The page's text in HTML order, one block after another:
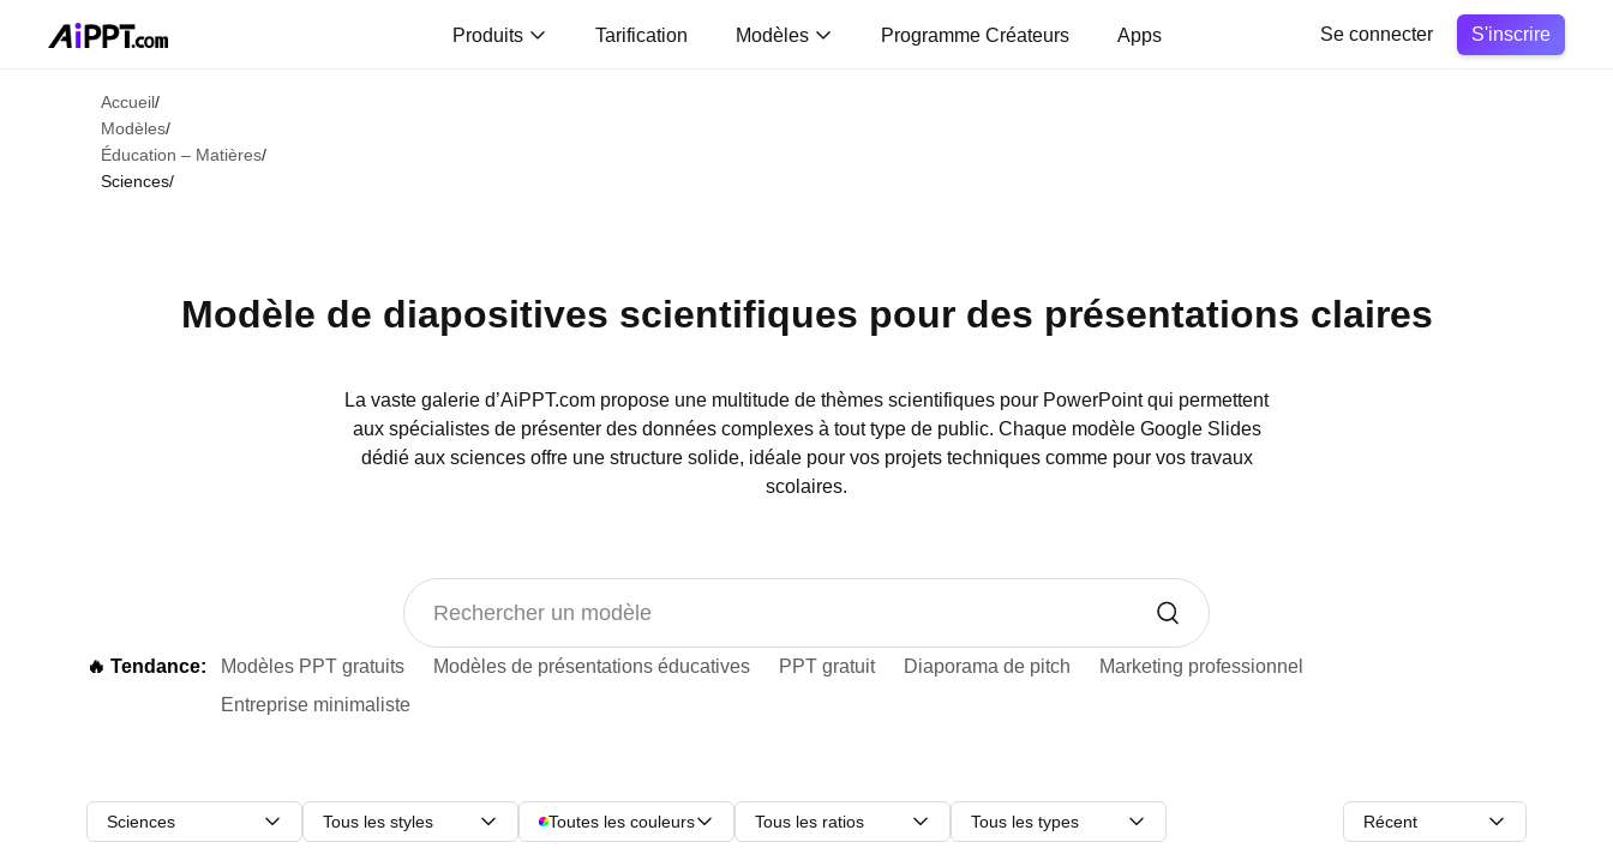
Produits Tarification Modèles Programme Créateurs Apps Se connecter S'inscrire
Accueil/
Modèles/
Éducation – Matières/
Sciences/
Modèle de diapositives scientifiques pour des présentations claires
La vaste galerie d’AiPPT.com propose une multitude de thèmes scientifiques pour PowerPoint qui permettent
aux spécialistes de présenter des données complexes à tout type de public. Chaque modèle Google Slides
dédié aux sciences offre une structure solide, idéale pour vos projets techniques comme pour vos travaux
scolaires.
🔥 Tendance: Modèles PPT gratuits Modèles de présentations éducatives PPT gratuit Diaporama de pitch
Marketing professionnel
Entreprise minimaliste
Sciences Tous les styles Toutes les couleurs Tous les ratios Tous les types Récent